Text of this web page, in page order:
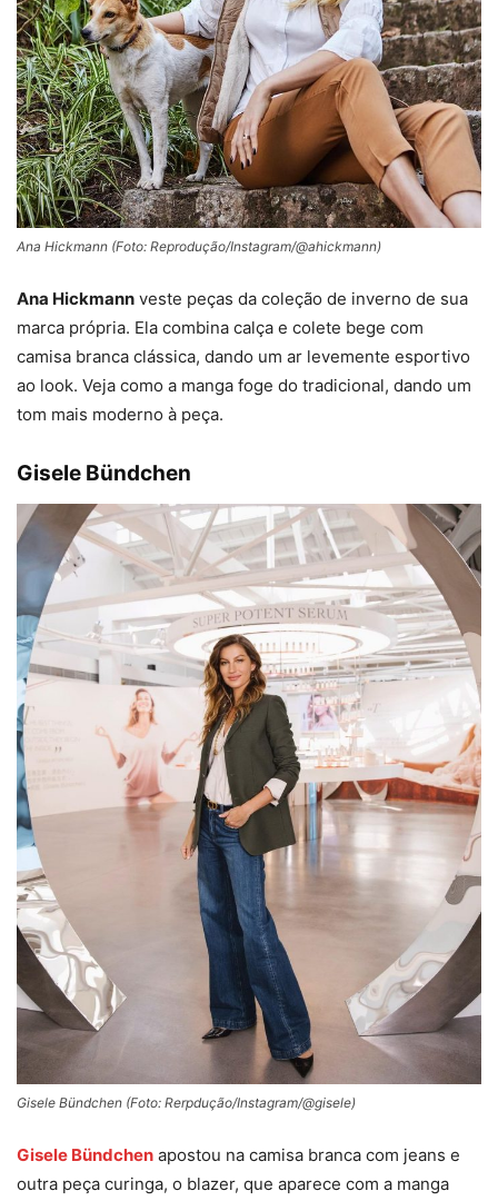
Ana Hickmann (Foto: Reprodução/Instagram/@ahickmann)
Ana Hickmann veste peças da coleção de inverno de sua
marca própria. Ela combina calça e colete bege com
camisa branca clássica, dando um ar levemente esportivo
ao look. Veja como a manga foge do tradicional, dando um
tom mais moderno à peça.
Gisele Bündchen
Gisele Bündchen (Foto: Rerpdução/Instagram/@gisele)
Gisele Bündchen apostou na camisa branca com jeans e
outra peça curinga, o blazer, que aparece com a manga